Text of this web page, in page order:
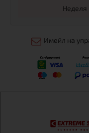
Неделя
Имейл на